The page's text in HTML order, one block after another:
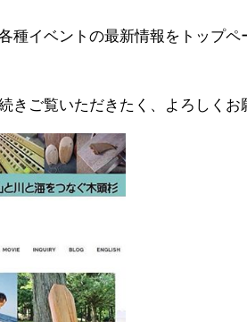
種イベントの最新情報をトップペ
きご覧いただきたく、よろしくお